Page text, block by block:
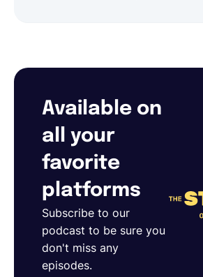
Available on
all your
favorite
platforms
Subscribe to our
podcast to be sure you
don't miss any
episodes.